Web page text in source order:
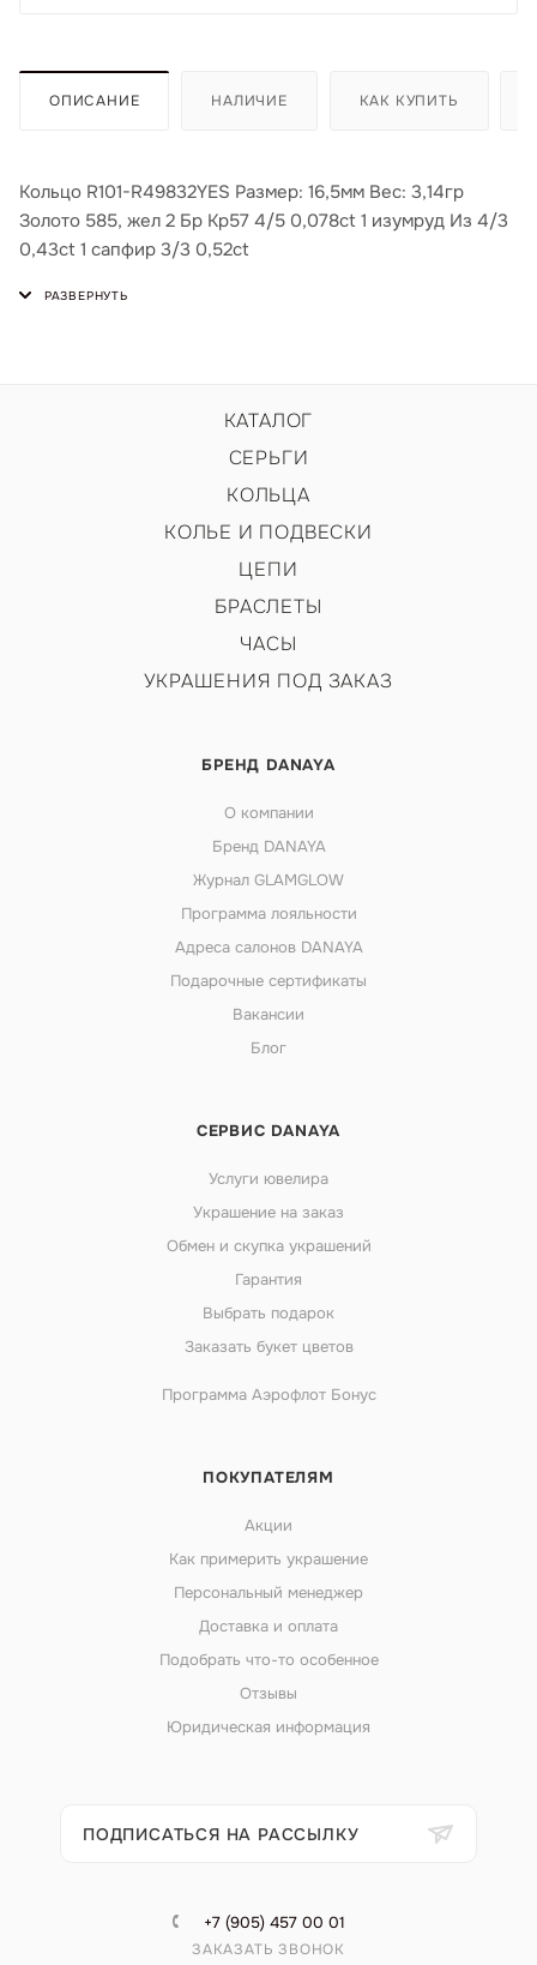
ОПИСАНИЕ НАЛИЧИЕ КАК КУПИТЬ
Кольцо R101-R49832YES Размер: 16,5мм Вес: 3,14гр
Золото 585, жел 2 Бр Кр57 4/5 0,078ct 1 изумруд Из 4/3
0,43ct 1 сапфир 3/3 0,52ct
КАТАЛОГ
СЕРЬГИ
КОЛЬЦА
КОЛЬЕ И ПОДВЕСКИ
ЦЕПИ
БРАСЛЕТЫ
ЧАСЫ
УКРАШЕНИЯ ПОД ЗАКАЗ
БРЕНД DANAYA
О компании
Бренд DANAYA
Журнал GLAMGLOW
Программа лояльности
Адреса салонов DANAYA
Подарочные сертификаты
Вакансии
Блог
СЕРВИС DANAYA
Услуги ювелира
Украшение на заказ
Обмен и скупка украшений
Гарантия
Выбрать подарок
Заказать букет цветов
Программа Аэрофлот Бонус
ПОКУПАТЕЛЯМ
Акции
Как примерить украшение
Персональный менеджер
Доставка и оплата
Подобрать что-то особенное
Отзывы
Юридическая информация
ПОДПИСАТЬСЯ НА РАССЫЛКУ
+7 (905) 457 00 01
ЗАКАЗАТЬ ЗВОНОК